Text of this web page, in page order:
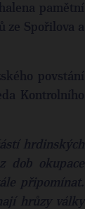
pamětní
ze Spořilova a
povstání
Kontrolního
hrdinských
dob okupace
připomínat.
hrůzy války